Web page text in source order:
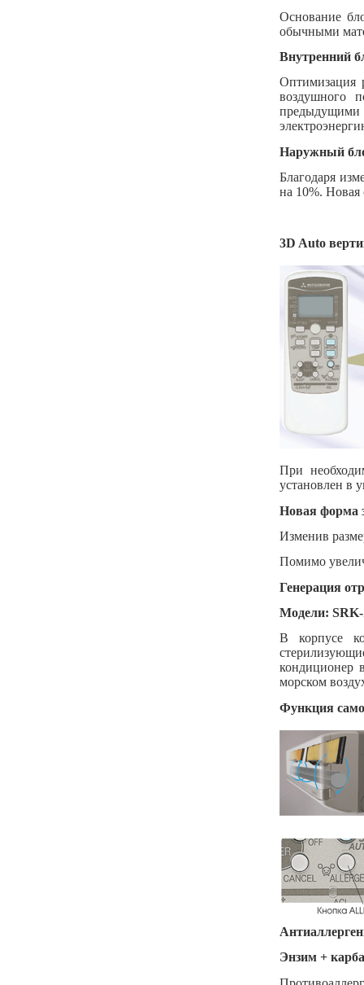
Основание
обычными
Внутренний
Оптимизация
воздушного
предыдущими
Наружный
Благодаря
на 10%. Новая
3D Auto
При
установлен в
Новая форма
Изменив
Помимо
Генерация
Модели: SRK-
В корпусе
кондиционер
морском
Функция
Энзим +